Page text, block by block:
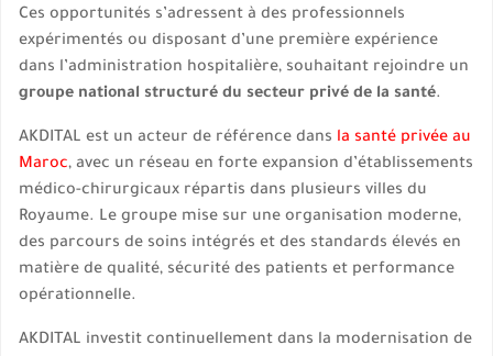
Ces opportunités s’adressent à des professionnels
expérimentés ou disposant d’une première expérience
dans l’administration hospitalière, souhaitant rejoindre un
groupe national structuré du secteur privé de la santé.
AKDITAL est un acteur de référence dans la santé privée au
Maroc, avec un réseau en forte expansion d’établissements
médico-chirurgicaux répartis dans plusieurs villes du
Royaume. Le groupe mise sur une organisation moderne,
des parcours de soins intégrés et des standards élevés en
matière de qualité, sécurité des patients et performance
opérationnelle.
AKDITAL investit continuellement dans la modernisation de